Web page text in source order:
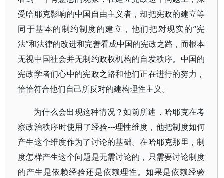
受哈耶克影响的中国自由主义者，却把宪政的建立等
同于基本的制约制度的建立，他们把对现实的“宪
法”和法律的改进和完善看成中国的宪政之路，而根本
无视中国社会并无制约政权机构的自发秩序。中国的
宪政学者们心中的宪政之路和他们正在进行的努力，
恰恰符合他们自己所反对的建构理性主义。
为什么会出现这种情况？如前所述，哈耶克在考
察政治秩序时使用了经验---理性维度，他把制度如何
产生这个维度作为了讨论的基础。在哈耶克那里，制
度怎样产生这个问题是无需讨论的，只需要讨论制度
的产生是依赖经验还是依赖理性。如果是依赖经验